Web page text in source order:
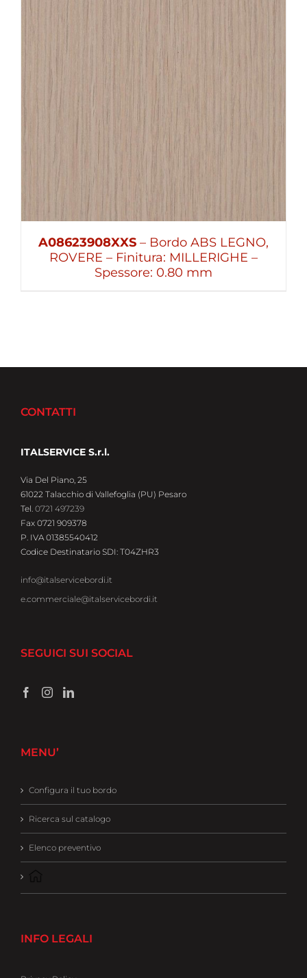
A08623908XXS – Bordo ABS LEGNO,
ROVERE – Finitura: MILLERIGHE –
Spessore: 0.80 mm
CONTATTI
ITALSERVICE S.r.l.
Via Del Piano, 25
61022 Talacchio di Vallefoglia (PU) Pesaro
Tel. 0721 497239
Fax 0721 909378
P. IVA 01385540412
Codice Destinatario SDI: T04ZHR3
info@italservicebordi.it
e.commerciale@italservicebordi.it
SEGUICI SUI SOCIAL
MENU’
Configura il tuo bordo
Ricerca sul catalogo
Elenco preventivo
INFO LEGALI